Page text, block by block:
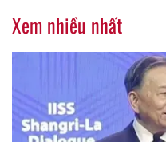
Xem nhiều nhất